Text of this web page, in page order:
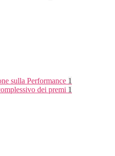
sulla Performance 1
dei premi 1